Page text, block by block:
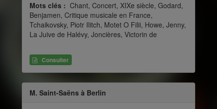
Mots clés : Chant, Concert, XIXe siècle, Godard,
Benjamen, Critique musicale en France,
Tchaikovsky, Piotr Ilitch, Motet O Filii, Howe, Jenny,
La Juive de Halévy, Joncières, Victorin de
Consulter
M. Saint-Saëns à Berlin